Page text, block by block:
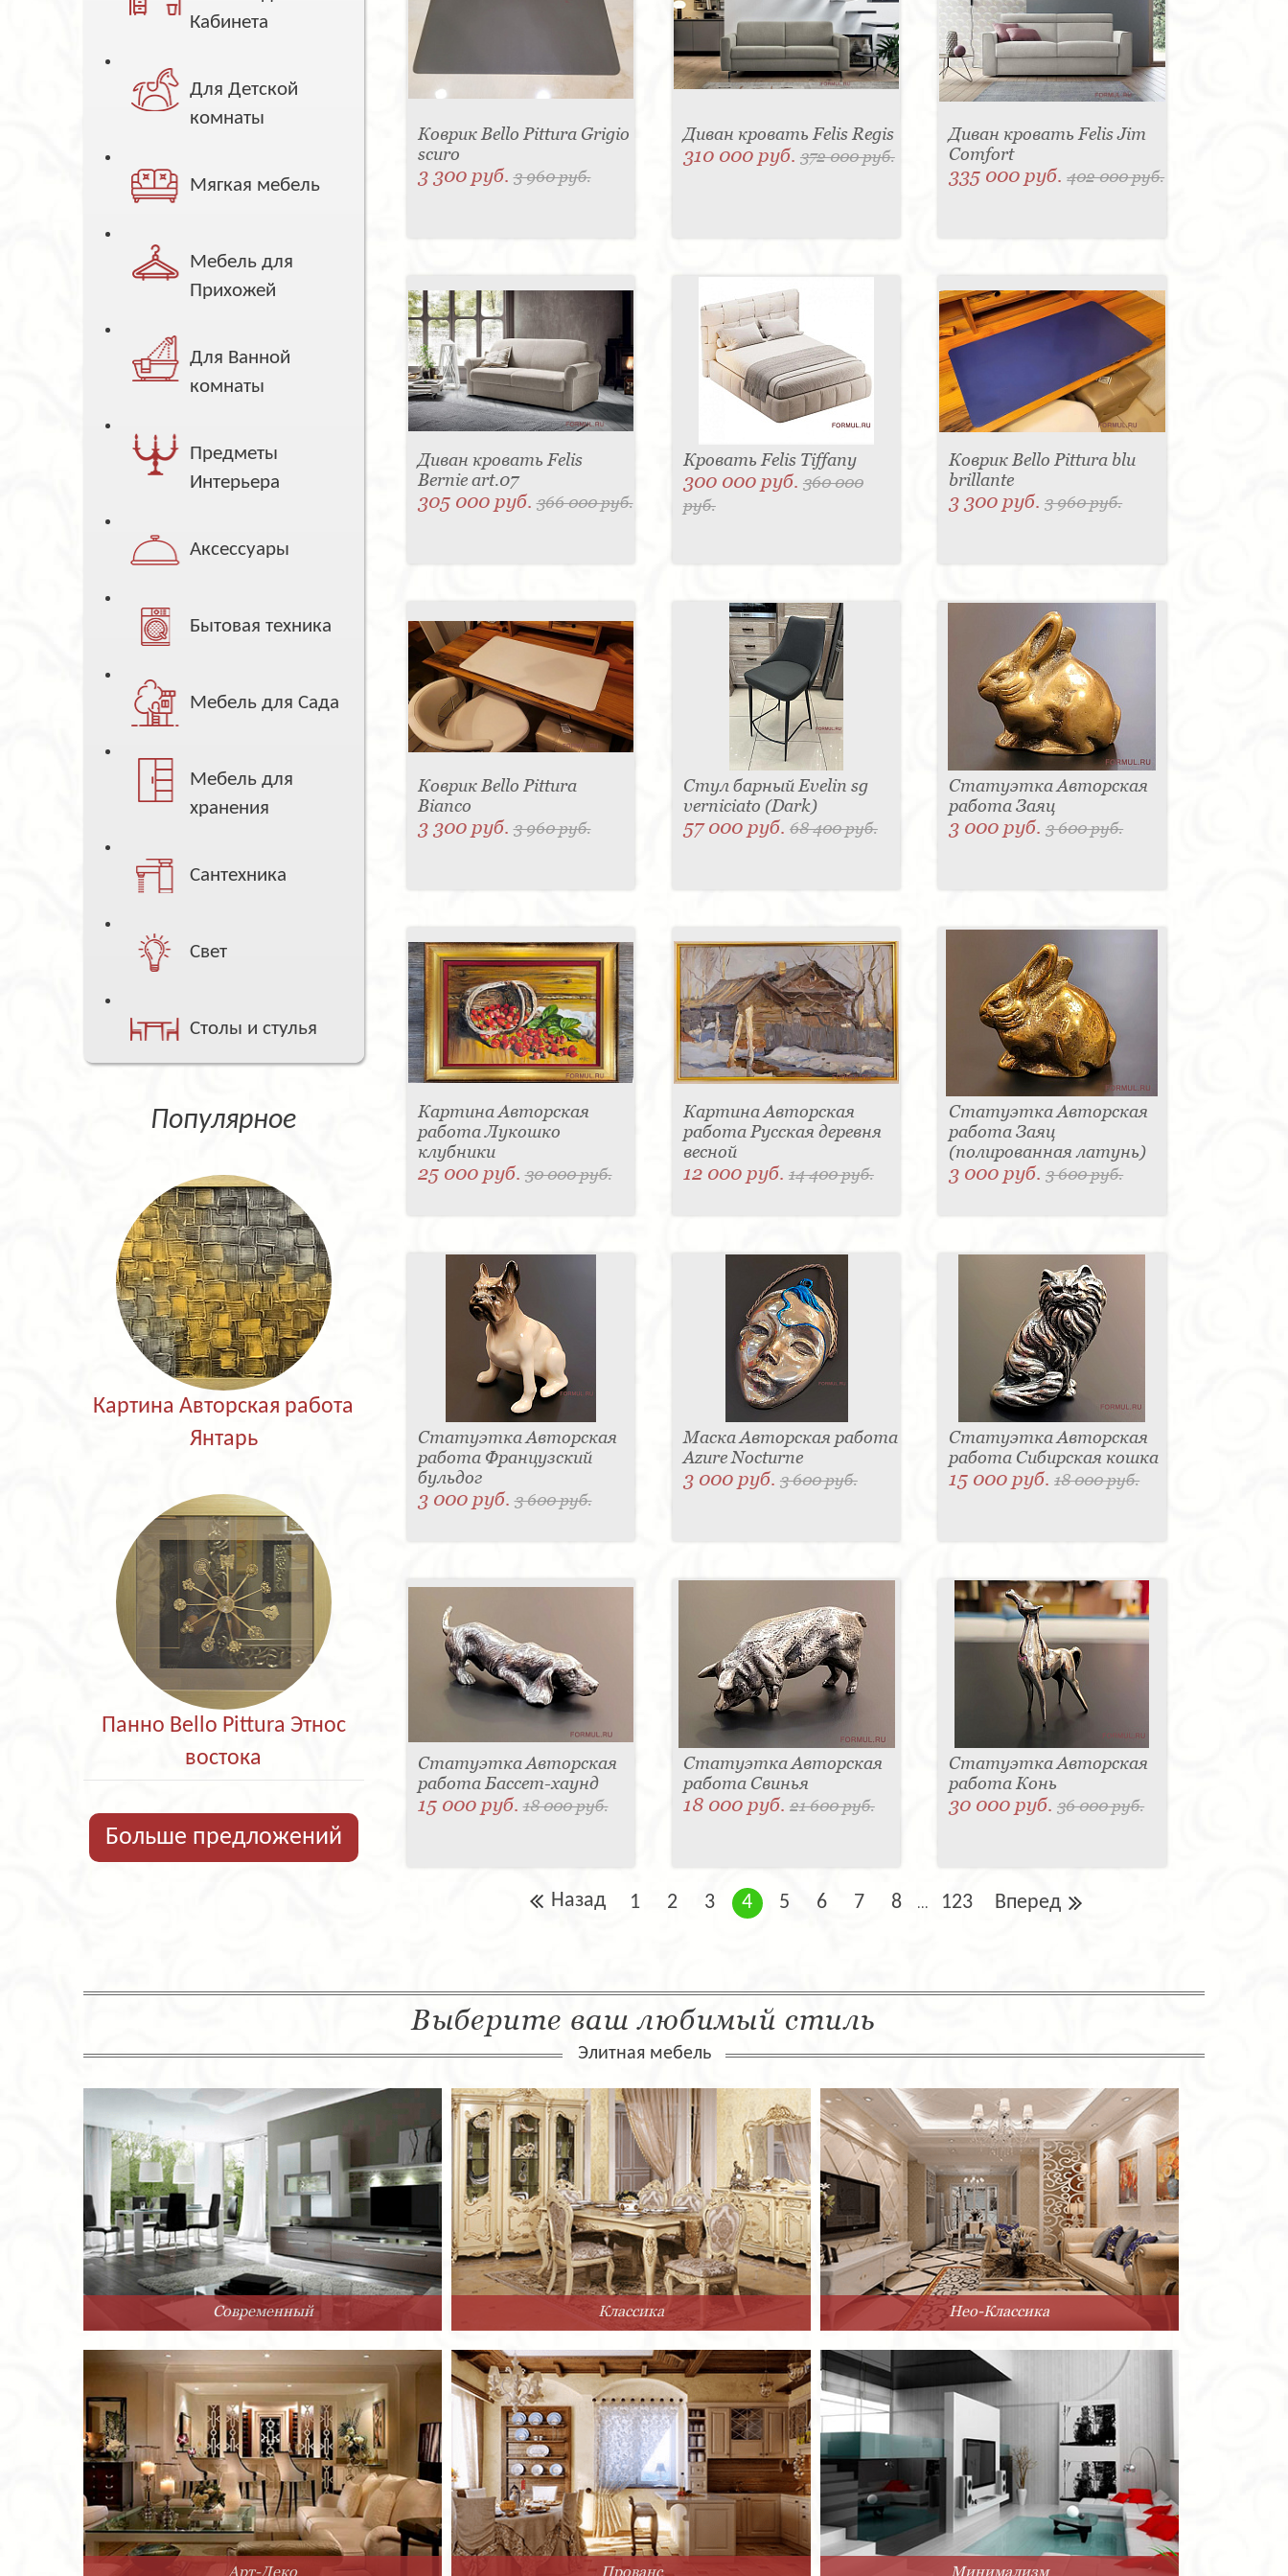
Кабинета
Для Детской
комнаты
Мягкая мебель
Мебель для
Прихожей
Для Ванной
комнаты
Предметы
Интерьера
Аксессуары
Бытовая техника
Мебель для Сада
Мебель для
хранения
Сантехника
Свет
Столы и стулья
Популярное
Картина Авторская работа
Янтарь
Панно Bello Pittura Этнос
востока
Больше предложений
Коврик Bello Pittura Grigio
scuro
3 300 руб.3 960 руб.
Диван кровать Felis Regis
310 000 руб. 372 000 руб.
Диван кровать Felis Jim
Comfort
335 000 руб.402 000 руб.
Диван кровать Felis
Bernie art.07
305 000 руб.366 000 руб.
Кровать Felis Tiffany
300 000 руб. 360 000
руб.
Коврик Bello Pittura blu
brillante
3 300 руб.3 960 руб.
Коврик Bello Pittura
Bianco
3 300 руб.3 960 руб.
Стул барный Evelin sg
verniciato (Dark)
57 000 руб. 68 400 руб.
Статуэтка Авторская
работа Заяц
3 000 руб.3 600 руб.
Картина Авторская
работа Лукошко
клубники
25 000 руб.30 000 руб.
Картина Авторская
работа Русская деревня
весной
12 000 руб. 14 400 руб.
Статуэтка Авторская
работа Заяц
(полированная латунь)
3 000 руб.3 600 руб.
Статуэтка Авторская
работа Французский
бульдог
3 000 руб.3 600 руб.
Маска Авторская работа
Azure Nocturne
3 000 руб. 3 600 руб.
Статуэтка Авторская
работа Сибирская кошка
15 000 руб.18 000 руб.
Статуэтка Авторская
работа Бассет-хаунд
15 000 руб.18 000 руб.
Статуэтка Авторская
работа Свинья
18 000 руб. 21 600 руб.
Статуэтка Авторская
работа Конь
30 000 руб.36 000 руб.
Назад 1 2 3 4 5 6 7 8 ... 123 Вперед
Выберите ваш любимый стиль
Элитная мебель
Современный Классика Нео-Классика
Арт-Деко Прованс Минимализм